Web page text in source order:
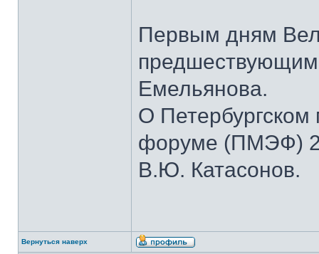
Первым дням
Емельянова.
О
форуме (ПМЭФ)
В.Ю. Катасонов.
Вернуться наверх